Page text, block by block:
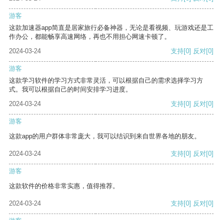
游客
这款加速器app简直是居家旅行必备神器，无论是看视频、玩游戏还是工
作办公，都能畅享高速网络，再也不用担心网速卡顿了。
2024-03-24
支持[0] 反对[0]
游客
这款学习软件的学习方式非常灵活，可以根据自己的需求选择学习方
式。我可以根据自己的时间安排学习进度。
2024-03-24
支持[0] 反对[0]
游客
这款app的用户群体非常庞大，我可以结识到来自世界各地的朋友。
2024-03-24 支持[0] 反对[0]
游客
这款软件的价格非常实惠，值得推荐。
2024-03-24 支持[0] 反对[0]